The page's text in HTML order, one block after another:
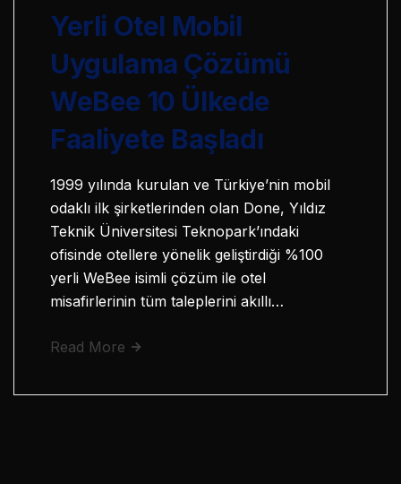
Yerli Otel Mobil
Uygulama Çözümü
WeBee 10 Ülkede
Faaliyete Başladı
1999 yılında kurulan ve Türkiye’nin mobil
odaklı ilk şirketlerinden olan Done, Yıldız
Teknik Üniversitesi Teknopark’ındaki
ofisinde otellere yönelik geliştirdiği %100
yerli WeBee isimli çözüm ile otel
misafirlerinin tüm taleplerini akıllı…
Read More